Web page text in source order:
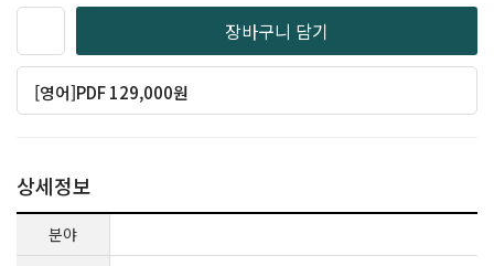
장바구니 담기
[영어]PDF 129,000원
상세정보
분야